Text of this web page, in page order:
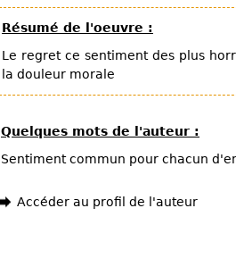
Résumé de l'oeuvre :
Le regret ce sentiment des plus
la douleur morale
Quelques mots de l'auteur :
Sentiment commun pour chacun
Accéder au profil de l'auteur